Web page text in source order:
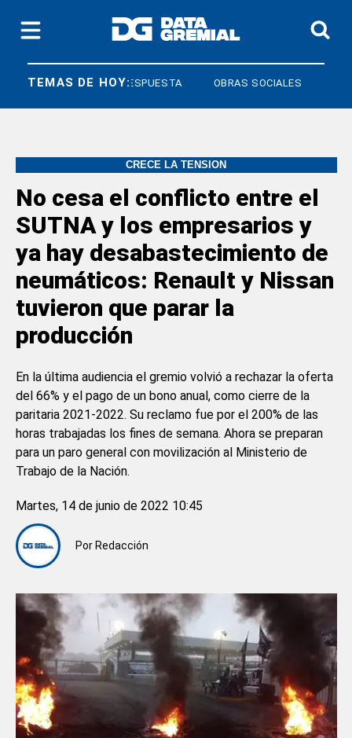
TEMAS DE HOY:
DERECHO A RESPUESTA OBRAS SOCIALES
CRECE LA TENSIÓN
No cesa el conflicto entre el
SUTNA y los empresarios y
ya hay desabastecimiento de
neumáticos: Renault y Nissan
tuvieron que parar la
producción
En la última audiencia el gremio volvió a rechazar la oferta
del 66% y el pago de un bono anual, como cierre de la
paritaria 2021-2022. Su reclamo fue por el 200% de las
horas trabajadas los fines de semana. Ahora se preparan
para un paro general con movilización al Ministerio de
Trabajo de la Nación.
Por Redacción
Martes, 14 de junio de 2022 10:45